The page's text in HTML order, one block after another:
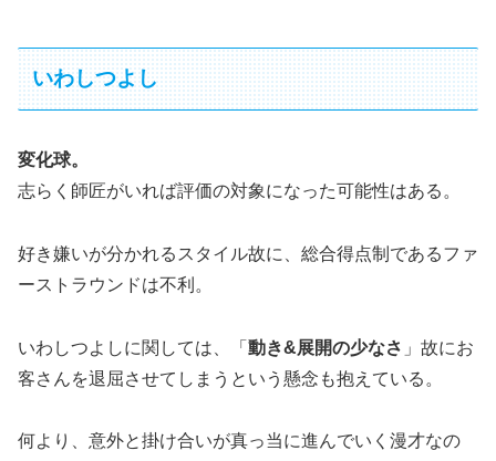
いわしつよし
変化球。
志らく師匠がいれば評価の対象になった可能性はある。
好き嫌いが分かれるスタイル故に、総合得点制であるファ
ーストラウンドは不利。
いわしつよしに関しては、「 動き&展開の少なさ 」故にお
客さんを退屈させてしまうという懸念も抱えている。
何より、意外と掛け合いが真っ当に進んでいく漫才なの